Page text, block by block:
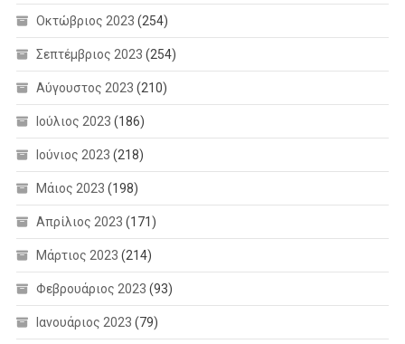
Οκτώβριος 2023 (254)
Σεπτέμβριος 2023 (254)
Αύγουστος 2023 (210)
Ιούλιος 2023 (186)
Ιούνιος 2023 (218)
Μάιος 2023 (198)
Απρίλιος 2023 (171)
Μάρτιος 2023 (214)
Φεβρουάριος 2023 (93)
Ιανουάριος 2023 (79)